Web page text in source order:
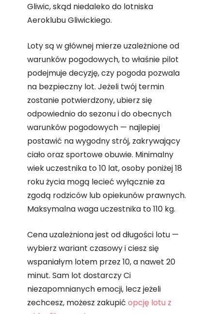
Gliwic, skąd niedaleko do lotniska
Aeroklubu Gliwickiego.
Loty są w głównej mierze uzależnione od
warunków pogodowych, to właśnie pilot
podejmuje decyzję, czy pogoda pozwala
na bezpieczny lot. Jeżeli twój termin
zostanie potwierdzony, ubierz się
odpowiednio do sezonu i do obecnych
warunków pogodowych — najlepiej
postawić na wygodny strój, zakrywający
ciało oraz sportowe obuwie. Minimalny
wiek uczestnika to 10 lat, osoby poniżej 18
roku życia mogą lecieć wyłącznie za
zgodą rodziców lub opiekunów prawnych.
Maksymalna waga uczestnika to 110 kg.
Cena uzależniona jest od długości lotu —
wybierz wariant czasowy i ciesz się
wspaniałym lotem przez 10, a nawet 20
minut. Sam lot dostarczy Ci
niezapomnianych emocji, lecz jeżeli
zechcesz, możesz zakupić opcję lotu z